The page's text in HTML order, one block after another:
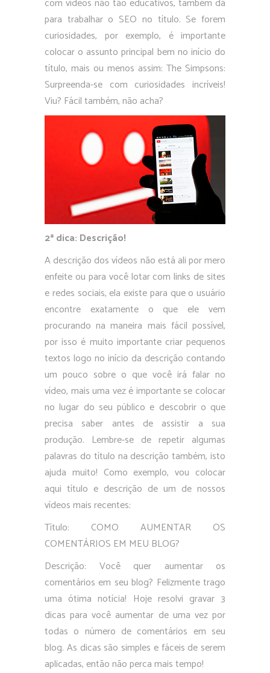
com vídeos não tão educativos, também dá
para trabalhar o SEO no título. Se forem
curiosidades, por exemplo, é importante
colocar o assunto principal bem no início do
título, mais ou menos assim: The Simpsons:
Surpreenda-se com curiosidades incríveis!
Viu? Fácil também, não acha?
2ª dica: Descrição!
A descrição dos vídeos não está ali por mero
enfeite ou para você lotar com links de sites
e redes sociais, ela existe para que o usuário
encontre exatamente o que ele vem
procurando na maneira mais fácil possível,
por isso é muito importante criar pequenos
textos logo no início da descrição contando
um pouco sobre o que você irá falar no
vídeo, mais uma vez é importante se colocar
no lugar do seu público e descobrir o que
precisa saber antes de assistir a sua
produção. Lembre-se de repetir algumas
palavras do título na descrição também, isto
ajuda muito! Como exemplo, vou colocar
aqui título e descrição de um de nossos
vídeos mais recentes:
Título: COMO AUMENTAR OS
COMENTÁRIOS EM MEU BLOG?
Descrição: Você quer aumentar os
comentários em seu blog? Felizmente trago
uma ótima notícia! Hoje resolvi gravar 3
dicas para você aumentar de uma vez por
todas o número de comentários em seu
blog. As dicas são simples e fáceis de serem
aplicadas, então não perca mais tempo!